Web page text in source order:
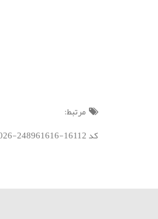
مرتبط:
کد BSC : 192188373309082026-248961616-16112;